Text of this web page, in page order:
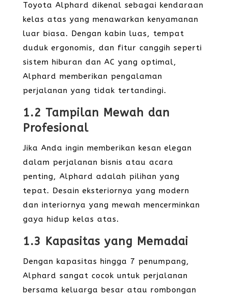
Toyota Alphard dikenal sebagai kendaraan
kelas atas yang menawarkan kenyamanan
luar biasa. Dengan kabin luas, tempat
duduk ergonomis, dan fitur canggih seperti
sistem hiburan dan AC yang optimal,
Alphard memberikan pengalaman
perjalanan yang tidak tertandingi.
1.2 Tampilan Mewah dan
Profesional
Jika Anda ingin memberikan kesan elegan
dalam perjalanan bisnis atau acara
penting, Alphard adalah pilihan yang
tepat. Desain eksteriornya yang modern
dan interiornya yang mewah mencerminkan
gaya hidup kelas atas.
1.3 Kapasitas yang Memadai
Dengan kapasitas hingga 7 penumpang,
Alphard sangat cocok untuk perjalanan
bersama keluarga besar atau rombongan